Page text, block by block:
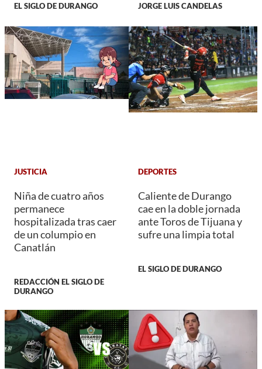
EL SIGLO DE DURANGO JORGE LUIS CANDELAS
JUSTICIA
Niña de cuatro años
permanece
hospitalizada tras caer
de un columpio en
Canatlán
REDACCIÓN EL SIGLO DE
DURANGO
DEPORTES
Caliente de Durango
cae en la doble jornada
ante Toros de Tijuana y
sufre una limpia total
EL SIGLO DE DURANGO